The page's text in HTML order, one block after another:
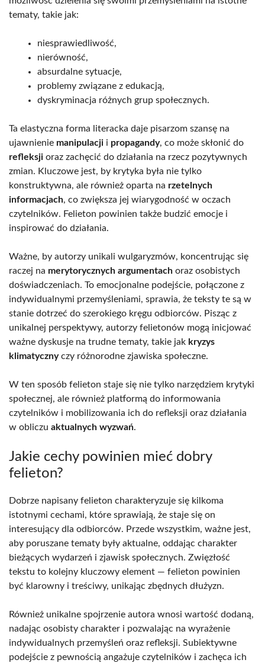
tematy, takie jak:
niesprawiedliwość,
nierówność,
absurdalne sytuacje,
problemy związane z edukacją,
dyskryminacja różnych grup społecznych.
Ta elastyczna forma literacka daje pisarzom szansę na
ujawnienie manipulacji i propagandy, co może skłonić do
refleksji oraz zachęcić do działania na rzecz pozytywnych
zmian. Kluczowe jest, by krytyka była nie tylko
konstruktywna, ale również oparta na rzetelnych
informacjach, co zwiększa jej wiarygodność w oczach
czytelników. Felieton powinien także budzić emocje i
inspirować do działania.
Ważne, by autorzy unikali wulgaryzmów, koncentrując się
raczej na merytorycznych argumentach oraz osobistych
doświadczeniach. To emocjonalne podejście, połączone z
indywidualnymi przemyśleniami, sprawia, że teksty te są w
stanie dotrzeć do szerokiego kręgu odbiorców. Pisząc z
unikalnej perspektywy, autorzy felietonów mogą inicjować
ważne dyskusje na trudne tematy, takie jak kryzys
klimatycznyczy różnorodne zjawiska społeczne.
W ten sposób felieton staje się nie tylko narzędziem krytyki
społecznej, ale również platformą do informowania
czytelników i mobilizowania ich do refleksji oraz działania
w obliczu aktualnych wyzwań.
Jakie cechy powinien mieć dobry
felieton?
Dobrze napisany felieton charakteryzuje się kilkoma
istotnymi cechami, które sprawiają, że staje się on
interesujący dla odbiorców. Przede wszystkim, ważne jest,
aby poruszane tematy były aktualne, oddając charakter
bieżących wydarzeń i zjawisk społecznych. Zwięzłość
tekstu to kolejny kluczowy element — felieton powinien
być klarowny i treściwy, unikając zbędnych dłużyzn.
Również unikalne spojrzenie autora wnosi wartość dodaną,
nadając osobisty charakter i pozwalając na wyrażenie
indywidualnych przemyśleń oraz refleksji. Subiektywne
podejście z pewnością angażuje czytelników i zachęca ich